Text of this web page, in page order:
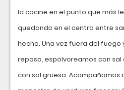
la cocine en el punto que más
quedando en el centro entre
hecha. Una vez fuera del fuego
reposa, espolvoreamos con sal
con sal gruesa. Acompañamos